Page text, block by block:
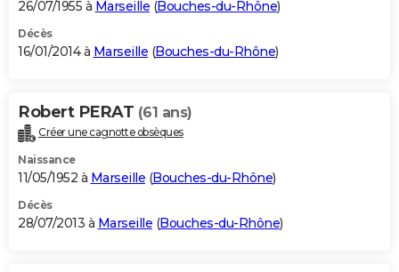
26/07/1955 à Marseille (Bouches-du-Rhône)
Décès
16/01/2014 à Marseille (Bouches-du-Rhône)
Robert PERAT (61 ans)
Créer une cagnotte obsèques
Naissance
11/05/1952 à Marseille (Bouches-du-Rhône)
Décès
28/07/2013 à Marseille (Bouches-du-Rhône)